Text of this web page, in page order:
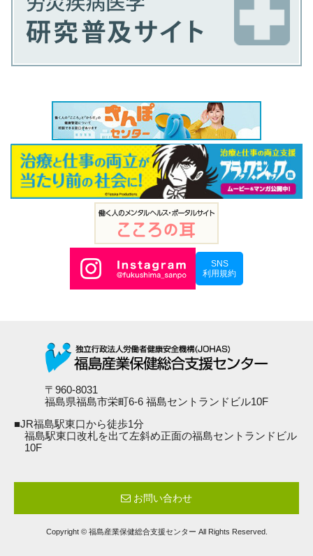
SNS
利用規約
〒960-8031
福島県福島市栄町6-6 福島セントランドビル10F
■JR福島駅東口から徒歩1分
福島駅東口改札を出て左斜め正面の福島セントランドビル
10F
お問い合わせ
Copyright © 福島産業保健総合支援センター All Rights Reserved.